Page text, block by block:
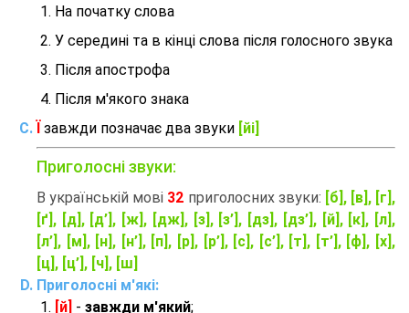
На початку слова
У середині та в кінці слова після голосного звука
Після апострофа
Після м'якого знака
завжди позначає два звуки [йі]
Приголосні звуки:
В українській мові 32 приголосних звуки: [б], [в], [г],
[ґ], [д], [д’], [ж], [дж], [з], [з’], [дз], [дз’], [й], [к], [л],
[л’], [м], [н], [н’], [п], [р], [р’], [с], [с’], [т], [т’], [ф], [х],
[ц], [ц’], [ч], [ш]
Приголосні м'які:
[й] - завжди м'який;